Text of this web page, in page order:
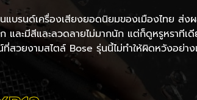
บรนด์เครื่องเสียงยอดนิยมของเมืองไทย ส่
และมีสีและลวดลายไม่มากนัก แต่ก็ดูหรูหรา
ยงามสไตล์ Bose รุ่นนี้ไม่ทำให้ผิดหวังอย่า